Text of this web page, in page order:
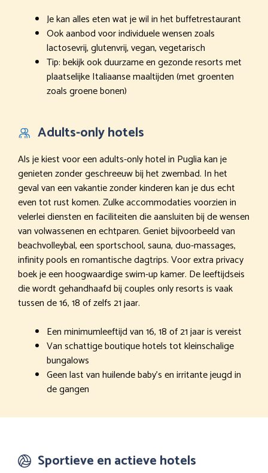
Je kan alles eten wat je wil in het buffetrestaurant
Ook aanbod voor individuele wensen zoals
lactosevrij, glutenvrij, vegan, vegetarisch
Tip: bekijk ook duurzame en gezonde resorts met
plaatselijke Italiaanse maaltijden (met groenten
zoals groene bonen)
Adults-only hotels
Als je kiest voor een adults-only hotel in Puglia kan je
genieten zonder geschreeuw bij het zwembad. In het
geval van een vakantie zonder kinderen kan je dus echt
even tot rust komen. Zulke accommodaties voorzien in
velerlei diensten en faciliteiten die aansluiten bij de wensen
van volwassenen en echtparen. Geniet bijvoorbeeld van
beachvolleybal, een sportschool, sauna, duo-massages,
infinity pools en romantische dagtrips. Voor extra privacy
boek je een hoogwaardige swim-up kamer. De leeftijdseis
die wordt gehandhaafd bij couples only resorts is vaak
tussen de 16, 18 of zelfs 21 jaar.
Een minimumleeftijd van 16, 18 of 21 jaar is vereist
Van schattige boutique hotels tot kleinschalige
bungalows
Geen last van huilende baby’s en irritante jeugd in
de gangen
Sportieve en actieve hotels